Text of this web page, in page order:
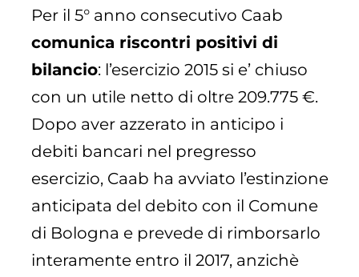
Per il 5° anno consecutivo Caab
comunica riscontri positivi di
bilancio: l’esercizio 2015 si e’ chiuso
con un utile netto di oltre 209.775 €.
Dopo aver azzerato in anticipo i
debiti bancari nel pregresso
esercizio, Caab ha avviato l’estinzione
anticipata del debito con il Comune
di Bologna e prevede di rimborsarlo
interamente entro il 2017, anzichè